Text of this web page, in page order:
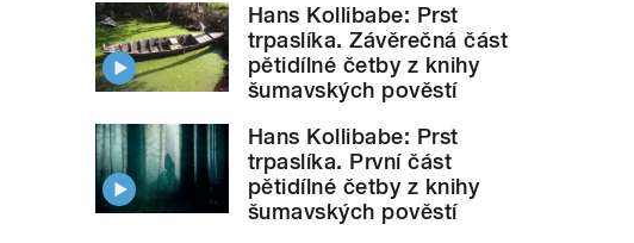
Hans Kollibabe: Prst
trpaslíka. Závěrečná část
pětidílné četby z knihy
šumavských pověstí
Hans Kollibabe: Prst
trpaslíka. První část
pětidílné četby z knihy
šumavských pověstí